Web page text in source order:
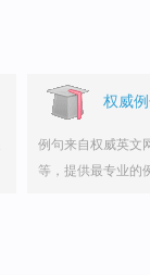
权威
例句来自权威英文
等，提供最专业的